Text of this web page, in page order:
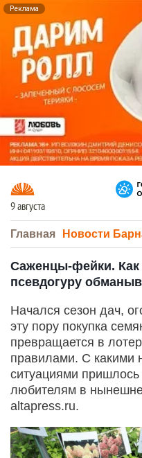
Реклама
9 августа
Главная Новости
Саженцы-фейки. Как
псевдогуру
Начался сезон дач,
эту пору покупка
превращается в
правилами. С какими
ситуациями
любителям в
altapress.ru.